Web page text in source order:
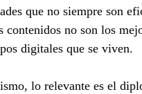
que no siempre son
contenidos no son los
digitales que se viven.
lo relevante es el